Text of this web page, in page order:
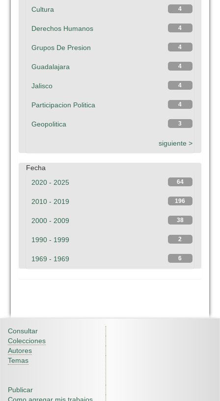
4
Cultura
4
Derechos Humanos
4
Grupos De Presion
4
Guadalajara
4
Jalisco
4
Participacion Politica
3
Geopolitica
siguiente >
Fecha
64
2020 - 2025
196
2010 - 2019
38
2000 - 2009
2
1990 - 1999
6
1969 - 1969
Consultar
Colecciones
Autores
Temas
Publicar